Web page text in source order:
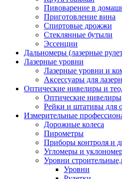
Пивоварение в
Приготовление вина
Спиртовые дрожжи
Стеклянные бутыли
Эссенции
Дальномеры (лазерные
Лазерные уровни
Лазерные уровни и
Аксессуары для
Оптические нивелиры и
Оптические
Рейки и штативы для
Измерительные
Дорожные колеса
Пирометры
Приборы контроля и
Угломеры и
Уровни
Уровни